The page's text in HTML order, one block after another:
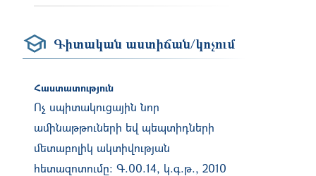
Գիտական աստիճան/կոչում
Հաստատություն
Ոչ սպիտակուցային նոր
ամինաթթուների եվ պեպտիդների
մետաբոլիկ ակտիվության
հետազոտումը: Գ.00.14, կ.գ.թ., 2010